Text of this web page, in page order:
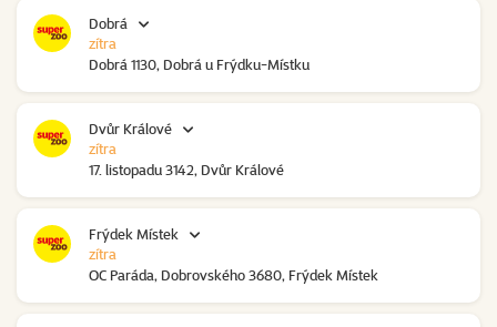
Dobrá
Dobrá 1130, Dobrá u Frýdku-Místku
zítra
Dvůr Králové
17. listopadu 3142, Dvůr Králové
zítra
Frýdek Místek
OC Paráda, Dobrovského 3680, Frýdek Místek
zítra